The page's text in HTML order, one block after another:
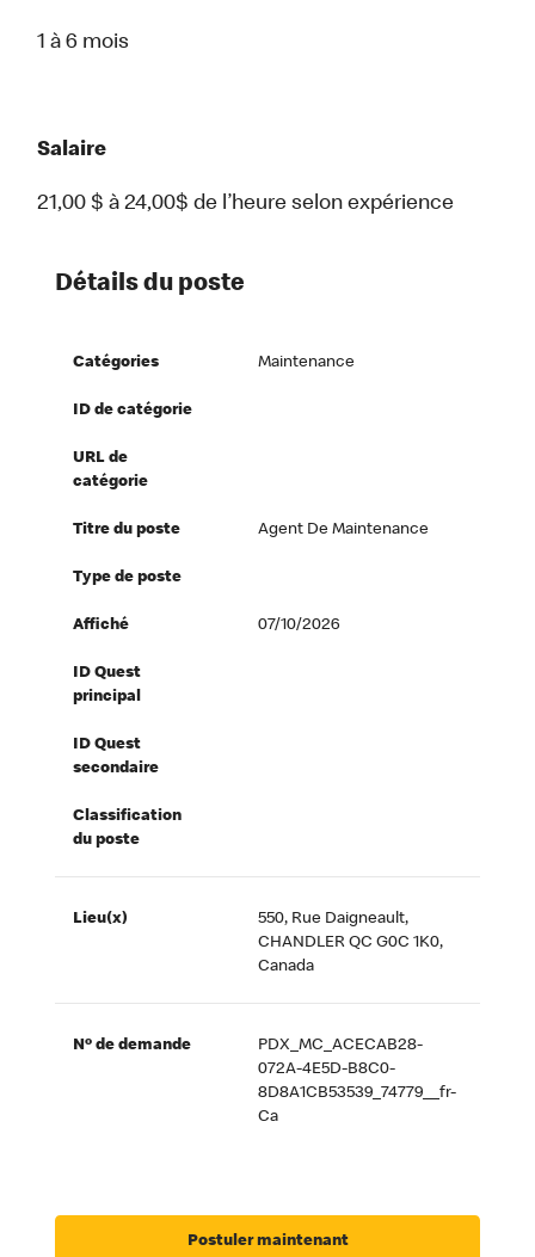
1 à 6 mois
Salaire
21,00 $ à 24,00$ de l’heure selon expérience
Détails du poste
Catégories Maintenance
ID de catégorie
URL de
catégorie
Titre du poste Agent De Maintenance
Type de poste
Affiché 07/10/2026
ID Quest
principal
ID Quest
secondaire
Classification
du poste
Lieu(x)
550, Rue Daigneault,
CHANDLER QC G0C 1K0,
Canada
Nº de demande
PDX_MC_ACECAB28-
072A-4E5D-B8C0-
8D8A1CB53539_74779__fr-
Ca
Postuler maintenant